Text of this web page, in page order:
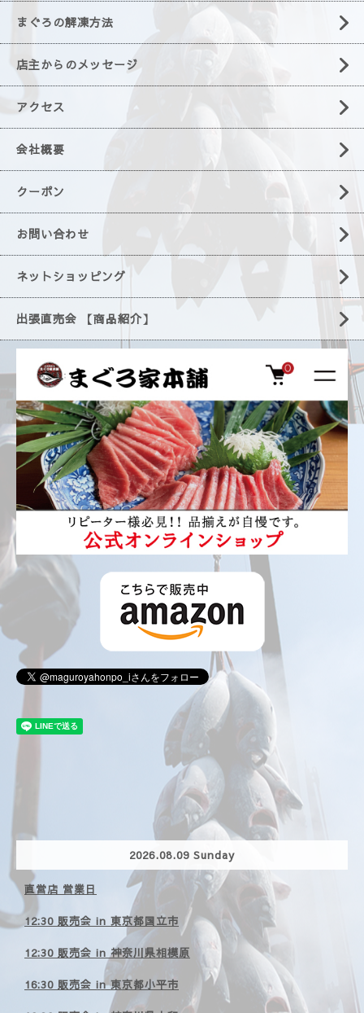
まぐろの解凍方法
店主からのメッセージ
アクセス
会社概要
クーポン
お問い合わせ
ネットショッピング
出張直売会 【商品紹介】
2026.08.09 Sunday
直営店 営業日
12:30 販売会 in 東京都国立市
12:30 販売会 in 神奈川県相模原
16:30 販売会 in 東京都小平市